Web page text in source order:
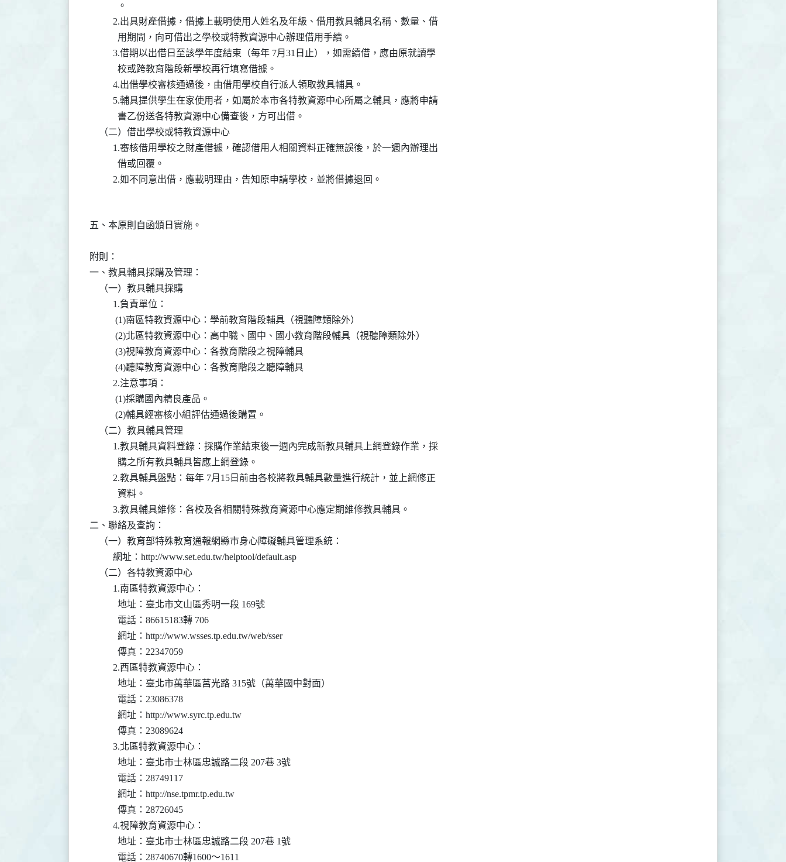
            。
          2.出具財產借據，借據上載明使用人姓名及年級、借用教具輔具名稱、數量、借
            用期間，向可借出之學校或特教資源中心辦理借用手續。
          3.借期以出借日至該學年度結束（每年 7月31日止），如需續借，應由原就讀學
            校或跨教育階段新學校再行填寫借據。
          4.出借學校審核通過後，由借用學校自行派人領取教具輔具。
          5.輔具提供學生在家使用者，如屬於本市各特教資源中心所屬之輔具，應將申請
            書乙份送各特教資源中心備查後，方可出借。
    （二）借出學校或特教資源中心
          1.審核借用學校之財產借據，確認借用人相關資料正確無誤後，於一週內辦理出
            借或回覆。
五、本原則自函頒日實施。
附則：
一、教具輔具採購及管理：
    （一）教具輔具採購
          1.負責單位：
           (1)南區特教資源中心：學前教育階段輔具（視聽障類除外）
           (2)北區特教資源中心：高中職、國中、國小教育階段輔具（視聽障類除外）
           (3)視障教育資源中心：各教育階段之視障輔具
           (4)聽障教育資源中心：各教育階段之聽障輔具
          2.注意事項：
           (1)採購國內精良產品。
           (2)輔具經審核小組評估通過後購置。
    （二）教具輔具管理
          1.教具輔具資料登錄：採購作業結束後一週內完成新教具輔具上網登錄作業，採
            購之所有教具輔具皆應上網登錄。
          2.教具輔具盤點：每年 7月15日前由各校將教具輔具數量進行統計，並上網修正
            資料。
          3.教具輔具維修：各校及各相關特殊教育資源中心應定期維修教具輔具。
二、聯絡及查詢：
    （一）教育部特殊教育通報網縣市身心障礙輔具管理系統：
          網址：http://www.set.edu.tw/helptool/default.asp
    （二）各特教資源中心
          1.南區特教資源中心：
            地址：臺北市文山區秀明一段 169號
            電話：86615183轉 706
            網址：http://www.wsses.tp.edu.tw/web/sser
            傳真：22347059
          2.西區特教資源中心：
            地址：臺北市萬華區莒光路 315號（萬華國中對面）
            電話：23086378
            網址：http://www.syrc.tp.edu.tw
            傳真：23089624
          3.北區特教資源中心：
            地址：臺北市士林區忠誠路二段 207巷 3號
            電話：28749117
            網址：http://nse.tpmr.tp.edu.tw
            傳真：28726045
          4.視障教育資源中心：
            地址：臺北市士林區忠誠路二段 207巷 1號
            電話：28740670轉1600～1611